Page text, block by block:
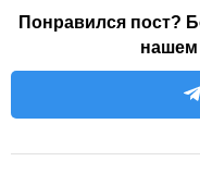
Понравился пост?
нашем